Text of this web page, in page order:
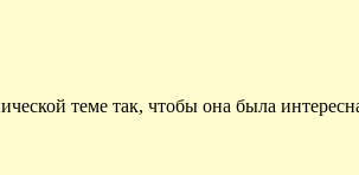
теме так, чтобы она была